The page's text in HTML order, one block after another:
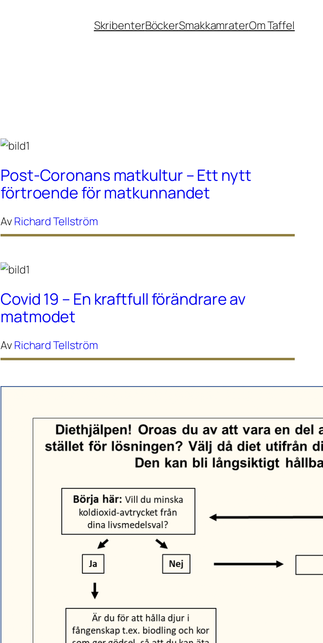
SkribenterBöckerSmakkamraterOm Taffel
Post-Coronans matkultur – Ett nytt
förtroende för matkunnandet
AvRichard Tellström
Covid 19 – En kraftfull förändrare av
matmodet
AvRichard Tellström